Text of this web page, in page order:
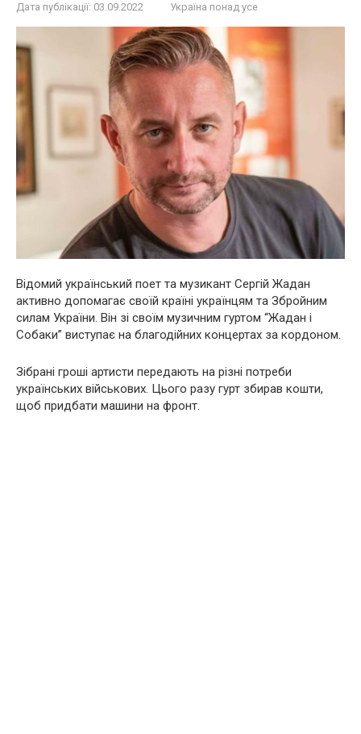
Дата публікації: 03.09.2022 Україна понад усе
Відомий український поет та музикант Сергій Жадан
активно допомагає своїй країні українцям та Збройним
силам України. Він зі своїм музичним гуртом “Жадан і
Собаки” виступає на благодійних концертах за кордоном.
Зібрані гроші артисти передають на різні потреби
українських військових. Цього разу гурт збирав кошти,
щоб придбати машини на фронт.